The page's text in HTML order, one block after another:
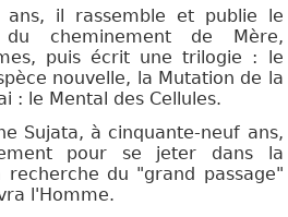
il rassemble et publie le
du cheminement de Mère,
puis écrit une trilogie : le
nouvelle, la Mutation de la
: le Mental des Cellules.
Sujata, à cinquante-neuf ans,
pour se jeter dans la
du "grand passage"
l'Homme.